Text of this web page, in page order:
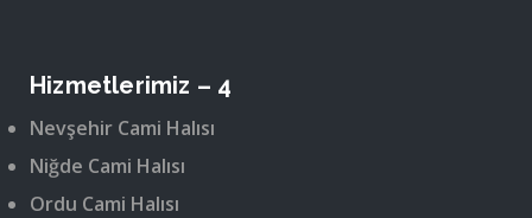
Hizmetlerimiz – 4
Nevşehir Cami Halısı
Niğde Cami Halısı
Ordu Cami Halısı